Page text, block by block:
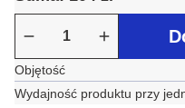
Objętość
Wydajność produktu przy